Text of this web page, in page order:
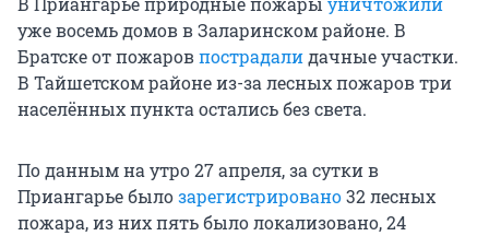
уже восемь домов в Заларинском районе. В
Братске от пожаровпострадалидачные участки.
В Тайшетском районе из-за лесных пожаров три
населённых пункта остались без света.
По данным на утро 27 апреля, за сутки в
Приангарье былозарегистрировано32 лесных
пожара, из них пять было локализовано, 24